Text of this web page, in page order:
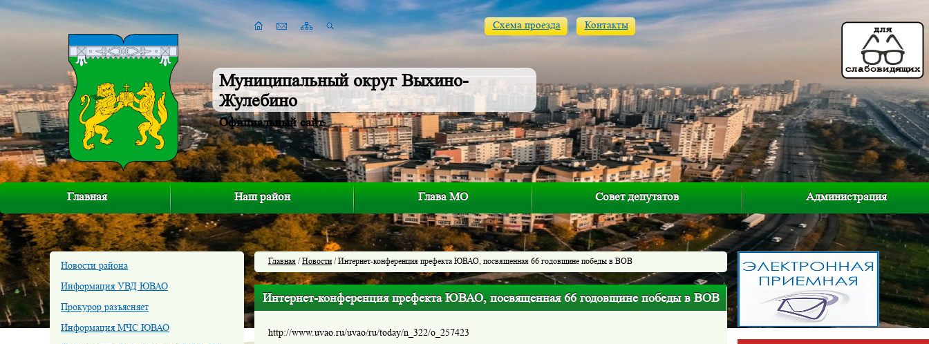
Муниципальный округ Выхино-
Жулебино
Официальный сайт
Схема проезда Контакты
Главная Наш район Глава МО Совет депутатов Администрация
Новости района
Информация УВД ЮВАО
Прокурор разъясняет
Информация МЧС ЮВАО
Главная /Новости/ Интернет-конференция префекта ЮВАО, посвященная 66 годовщине победы в ВОВ
Интернет-конференция префекта ЮВАО, посвященная 66 годовщине победы в ВОВ
http://www.uvao.ru/uvao/ru/today/n_322/o_257423